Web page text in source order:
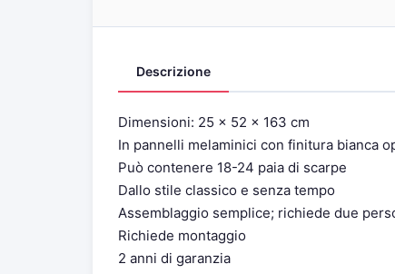
Descrizione
Dimensioni: 25 x 52 x 163 cm
In pannelli melaminici con finitura bianca
Può contenere 18-24 paia di scarpe
Dallo stile classico e senza tempo
Assemblaggio semplice; richiede due
Richiede montaggio
2 anni di garanzia